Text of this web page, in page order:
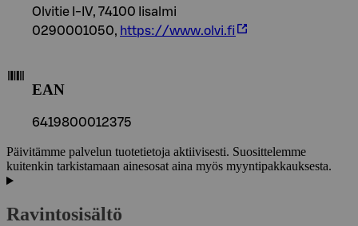
Olvitie I-IV, 74100 Iisalmi
0290001050, https://www.olvi.fi
EAN
6419800012375
Päivitämme palvelun tuotetietoja aktiivisesti. Suosittelemme
kuitenkin tarkistamaan ainesosat aina myös myyntipakkauksesta.
Ravintosisältö